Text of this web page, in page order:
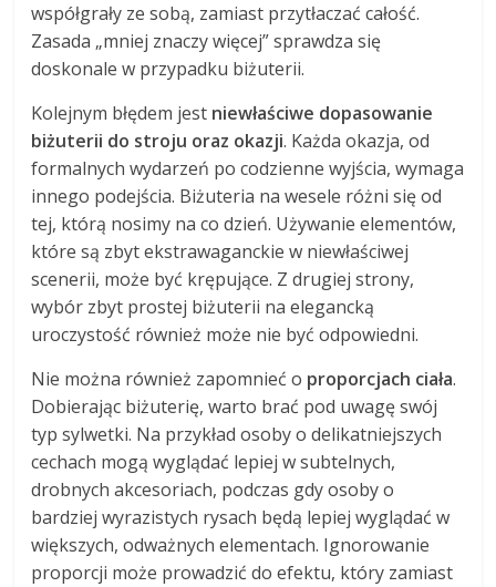
współgrały ze sobą, zamiast przytłaczać całość.
Zasada „mniej znaczy więcej” sprawdza się
doskonale w przypadku biżuterii.
Kolejnym błędem jest niewłaściwe dopasowanie
biżuterii do stroju oraz okazji. Każda okazja, od
formalnych wydarzeń po codzienne wyjścia, wymaga
innego podejścia. Biżuteria na wesele różni się od
tej, którą nosimy na co dzień. Używanie elementów,
które są zbyt ekstrawaganckie w niewłaściwej
scenerii, może być krępujące. Z drugiej strony,
wybór zbyt prostej biżuterii na elegancką
uroczystość również może nie być odpowiedni.
Nie można również zapomnieć o proporcjach ciała.
Dobierając biżuterię, warto brać pod uwagę swój
typ sylwetki. Na przykład osoby o delikatniejszych
cechach mogą wyglądać lepiej w subtelnych,
drobnych akcesoriach, podczas gdy osoby o
bardziej wyrazistych rysach będą lepiej wyglądać w
większych, odważnych elementach. Ignorowanie
proporcji może prowadzić do efektu, który zamiast